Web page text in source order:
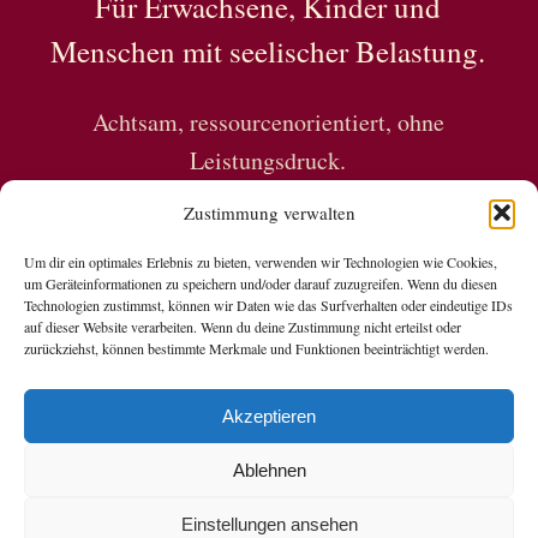
Zustimmung verwalten
Um dir ein optimales Erlebnis zu bieten, verwenden wir Technologien wie Cookies,
um Geräteinformationen zu speichern und/oder darauf zuzugreifen. Wenn du diesen
Technologien zustimmst, können wir Daten wie das Surfverhalten oder eindeutige IDs
auf dieser Website verarbeiten. Wenn du deine Zustimmung nicht erteilst oder
zurückziehst, können bestimmte Merkmale und Funktionen beeinträchtigt werden.
Akzeptieren
Ablehnen
Einstellungen ansehen
Menschen mit seelischer Belastung.
Achtsam, ressourcenorientiert, ohne
Leistungsdruck.
Copyright © 2026 Nadine Grubert
Datenschutzerklärung
Datenverarbeitung Social Media
Impressum